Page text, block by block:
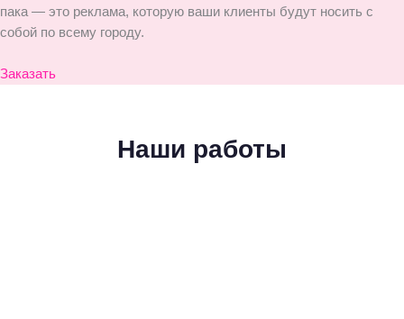
пака — это реклама, которую ваши клиенты будут носить с
собой по всему городу.
Заказать
Наши работы